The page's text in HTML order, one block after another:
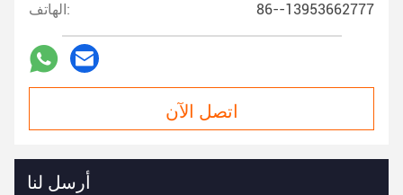
الهاتف: 86--13953662777
اتصل الآن
أرسل لنا